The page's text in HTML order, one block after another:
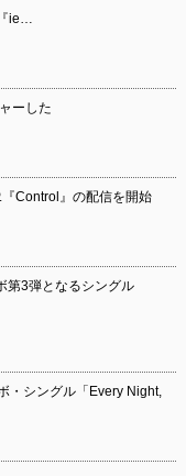
ie…
ーした
Control』の配信を開始
第3弾となるシングル
・シングル「Every Night,